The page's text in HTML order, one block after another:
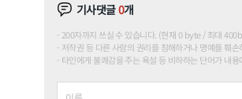
기사댓글0개
200자까지 쓰실 수 있습니다. (현재 0 byte / 최대
저작권 등 다른 사람의 권리를 침해하거나 명예를 훼
타인에게 불쾌감을 주는 욕설 등 비하하는 단어가 내